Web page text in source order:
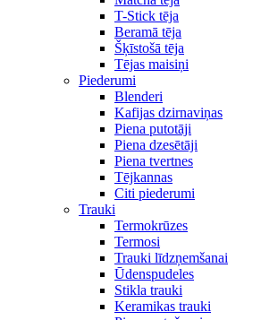
T-Stick tēja
Beramā tēja
Šķīstošā tēja
Tējas maisiņi
Piederumi
Blenderi
Kafijas dzirnaviņas
Piena putotāji
Piena dzesētāji
Piena tvertnes
Tējkannas
Citi piederumi
Trauki
Termokrūzes
Termosi
Trauki līdzņemšanai
Ūdenspudeles
Stikla trauki
Keramikas trauki